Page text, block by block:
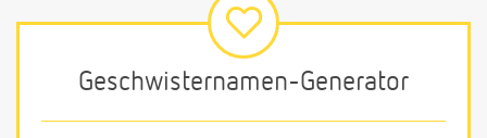
Geschwisternamen-Generator